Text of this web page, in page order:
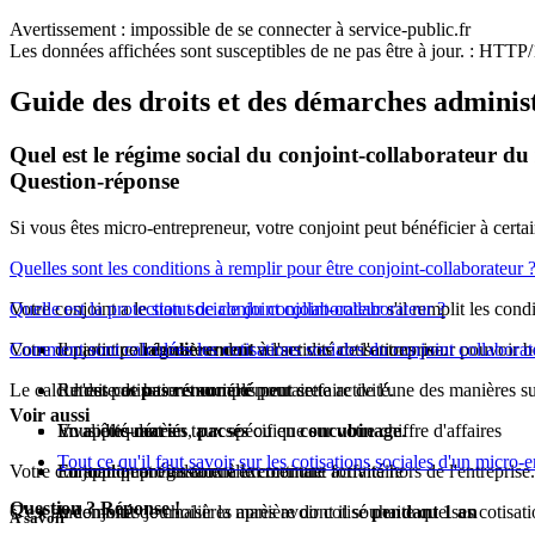
Avertissement : impossible de se connecter à service-public.fr
Les données affichées sont susceptibles de ne pas être à jour. :
Guide des droits et des démarches
Quel est le régime social du conjoint-collaborateur
Question-réponse
Si vous êtes micro-entrepreneur, votre conjoint peut bénéficier à
Quelles sont les conditions à remplir pour être conjoint-collaborateur ?
Votre conjoint a lestatut de conjoint collaborateurs'il remplit les
Il participerégulièrementà l'activité de l'entreprise.
Il n'est paspas rémunérépour cette activité.
Vous êtesmariés,pacsésou enconcubinage.
Votre conjoint peut également exercer une activité hors de l'entreprise.
À savoir
Quelle est la protection sociale du conjoint-collaborateur ?
Votre conjoint collaborateur doit verser des cotisations pour pouvoir
Retraite de base et complémentaire
Invalidité-décès
Formation professionnelle continue
Indemnités journalières après avoir cotisépendant 1 an
Comment sont calculées les cotisations sociales du conjoint
Le calcul des cotisations sociales peut se faire de l'une des manières
En appliquant un taux spécifique sur votre chiffre d'affaires
En appliquant un taux à un montant forfaitaire
C'est au conjoint de choisir la manière dont il souhaite que ses
Voir aussi
Tout ce qu'il faut savoir sur les cotisations sociales d'un micro-
Question ? Réponse !